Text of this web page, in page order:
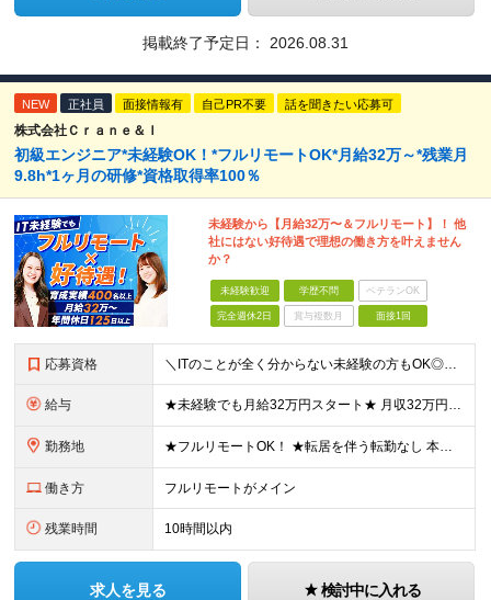
掲載終了予定日： 2026.08.31
NEW 正社員 面接情報有 自己PR不要 話を聞きたい応募可
株式会社Ｃｒａｎｅ＆Ｉ
初級エンジニア*未経験OK！*フルリモートOK*月給32万～*残業月
9.8h*1ヶ月の研修*資格取得率100％
未経験から【月給32万〜＆フルリモート】！ 他
社にはない好待遇で理想の働き方を叶えません
か？
未経験歓迎 学歴不問 ベテランOK
完全週休2日 賞与複数月 面接1回
応募資格 ＼ITのことが全く分からない未経験の方もOK◎／≪ポテンシャル採用実施中≫ ★未経験OK！フリータからの正社員デビューもOK！ ★学歴不問 ≪こんな方にピッタリです！≫ ◎未経験から本気でエンジニア
給与 ★未経験でも月給32万円スタート★ 月収32万円～35万円＋各種手当（資格手当だけで毎月15万の上乗せ実績あり！） ★資格手当豊富！1資格につき最大3万円支給 ★功績手当の導入で、毎月のお給与に上乗
勤務地 ★フルリモートOK！ ★転居を伴う転勤なし 本社またはプロジェクト先にて勤務いただきます！ ※プロジェクト先は一都三県及び23区内がメイン 【本社】 東京都新宿区神楽坂1-2 研究社英語センタービ
働き方 フルリモートがメイン
残業時間 10時間以内
求人を見る 検討中に入れる